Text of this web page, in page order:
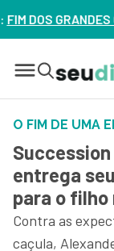
NO
O FIM DE UMA
entrega
para o filho
Contra as
caçula,